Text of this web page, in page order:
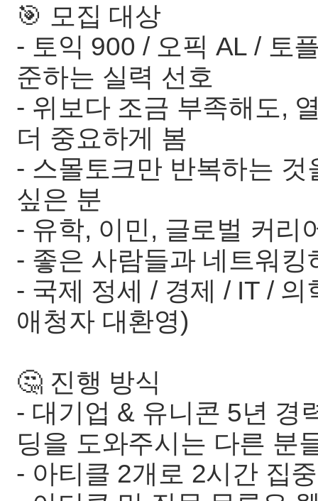
🎯 모집 대상
- 토익 900 / 오픽 AL / 토
준하는 실력 선호
- 위보다 조금 부족해도,
더 중요하게 봄
- 스몰토크만 반복하는
싶은 분
- 유학, 이민, 글로벌 커리
- 좋은 사람들과 네트워킹
- 국제 정세 / 경제 / IT /
애청자 대환영)
🤔 진행 방식
- 대기업 & 유니콘 5년 경
딩을 도와주시는 다른 분
- 아티클 2개로 2시간 집